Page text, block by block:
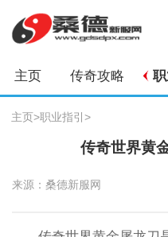
主页 传奇攻略 职
主页>职业指引>
传奇世界黄
来源：桑德新服网